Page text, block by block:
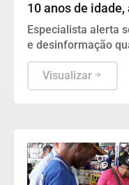
10 anos de
Especialista alerta
e desinformação
defendendo hábitos
infarto.
Visualizar